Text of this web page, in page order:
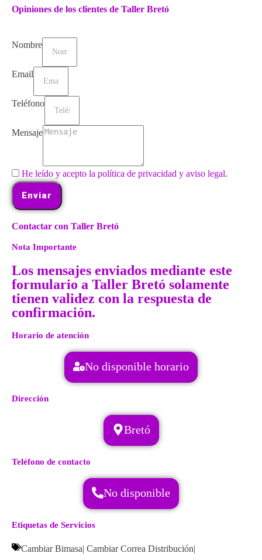
Opiniones de los clientes de Taller Bretó
Nombre
Email
Teléfono
Mensaje
He leído y acepto la política de privacidad y aviso legal.
Enviar
Contactar con Taller Bretó
Nota Importante
Los mensajes enviados mediante este
formulario a Taller Bretó solamente
tienen validez con la respuesta de
confirmación.
Horario de atención
No disponible horario
Dirección
Bretó
Teléfono de contacto
No disponible
Etiquetas de Servicios
Cambiar Bimasa| Cambiar Correa Distribución|